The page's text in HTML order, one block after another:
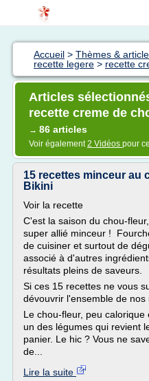
Accueil > Thèmes &
recette legere > recette
Articles
recette creme de
→ 86 articles
Voir également2 Vidéos pour
15 recettes minceur au
Bikini
Voir la recette
C'est la saison du chou-
super allié minceur !
de cuisiner et surtout de
associé à d'autres
résultats pleins de saveurs.
Si ces 15 recettes ne vous
dévouvrir l'ensemble de
Le chou-fleur, peu
un des légumes qui revient
panier. Le hic ? Vous ne
de...
Lire la suite